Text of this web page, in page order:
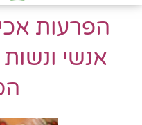
הפרעות
אנשי